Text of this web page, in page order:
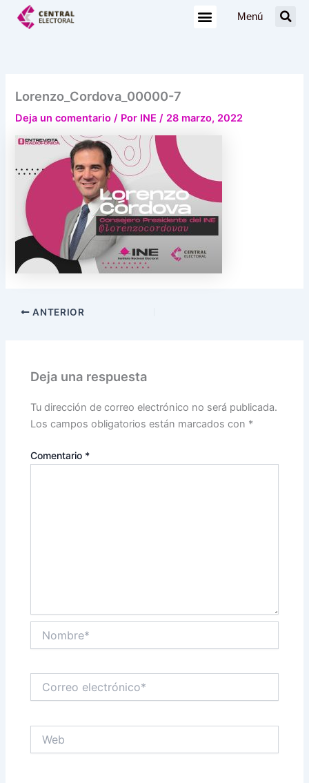
Menú
Lorenzo_Cordova_00000-7
Deja un comentario / Por INE/ 28 marzo, 2022
ANTERIOR
Deja una respuesta
Tu dirección de correo electrónico no será publicada.
Los campos obligatorios están marcados con *
Comentario *
electrónico*